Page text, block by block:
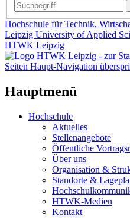
Hochschule für Technik,
Leipzig University of Applied
HTWK Leipzig
Seiten Haupt-Navigation
Hauptmenü
Hochschule
Aktuelles
Stellenangebote
Öffentliche
Über uns
Organisation &
Standorte &
HTWK-Medien
Kontakt